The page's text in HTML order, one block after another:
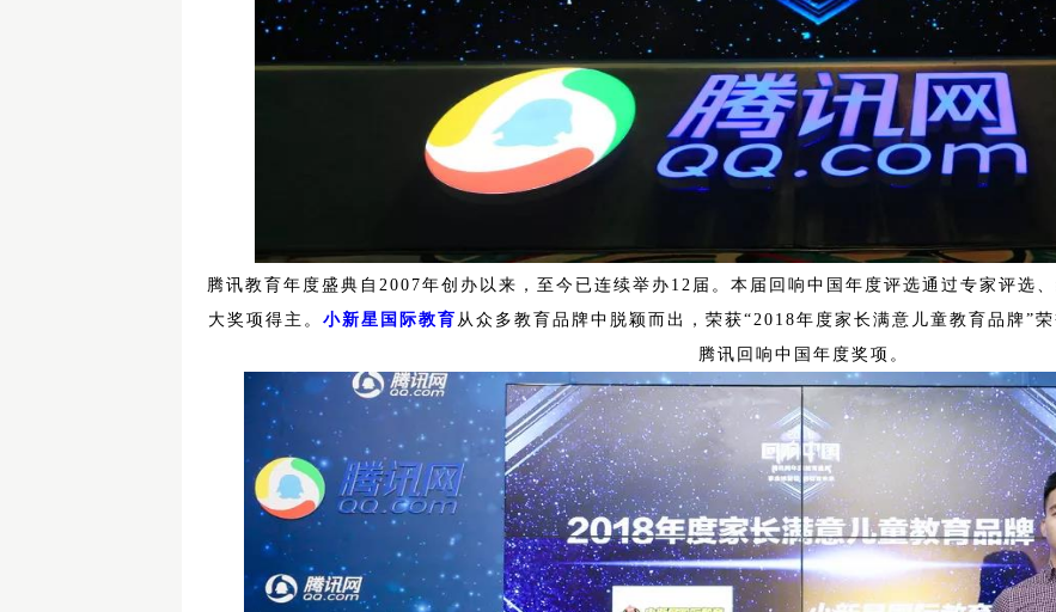
腾讯教育年度盛典自2007年创办以来，至今已连续举办12届。本届回响中国年度评选通过专家评选
大奖项得主。 小新星国际教育 从众多教育品牌中脱颖而出，荣获“2018年度家长满意儿童教育品牌”
腾讯回响中国年度奖项。